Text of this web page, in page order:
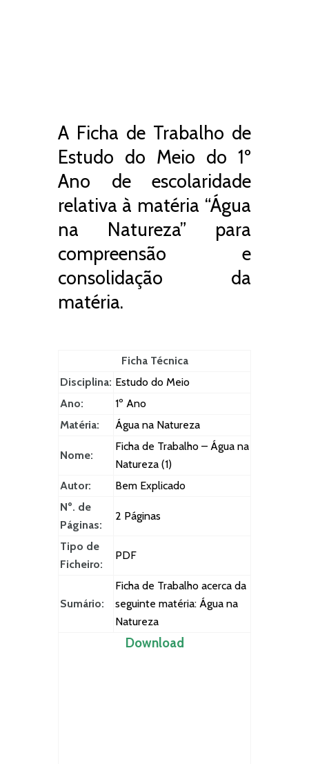
A Ficha de Trabalho de
Estudo do Meio do 1º
Ano de escolaridade
relativa à matéria “Água
na Natureza” para
compreensão e
consolidação da
matéria.
Ficha Técnica
Disciplina: Estudo do Meio
Ano:
1º Ano
Matéria:
Água na Natureza
Nome:
Ficha de Trabalho – Água na
Natureza (1)
Autor:
Bem Explicado
Nº. de
Páginas:
2 Páginas
Tipo de
Ficheiro:
PDF
Sumário:
Ficha de Trabalho acerca da
seguinte matéria: Água na
Natureza
Download